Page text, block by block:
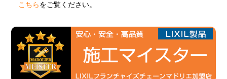
こちら をご覧ください。